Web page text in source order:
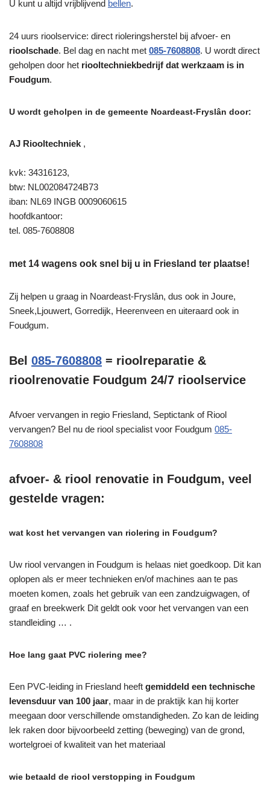
U kunt u altijd vrijblijvend bellen.
24 uurs rioolservice: direct rioleringsherstel bij afvoer- en
rioolschade. Bel dag en nacht met 085-7608808. U wordt direct
geholpen door het riooltechniekbedrijf dat werkzaam is in
Foudgum.
U wordt geholpen in de gemeente Noardeast-Fryslân door:
AJ Riooltechniek ,
kvk: 34316123,
btw: NL002084724B73
iban: NL69 INGB 0009060615
hoofdkantoor:
tel. 085-7608808
met 14 wagens ook snel bij u in Friesland ter plaatse!
Zij helpen u graag in Noardeast-Fryslân, dus ook in Joure,
Sneek,Ljouwert, Gorredijk, Heerenveen en uiteraard ook in
Foudgum.
Bel 085-7608808 = rioolreparatie &
rioolrenovatie Foudgum 24/7 rioolservice
Afvoer vervangen in regio Friesland, Septictank of Riool
vervangen? Bel nu de riool specialist voor Foudgum 085-
7608808
afvoer- & riool renovatie in Foudgum, veel
gestelde vragen:
wat kost het vervangen van riolering in Foudgum?
Uw riool vervangen in Foudgum is helaas niet goedkoop. Dit kan
oplopen als er meer technieken en/of machines aan te pas
moeten komen, zoals het gebruik van een zandzuigwagen, of
graaf en breekwerk Dit geldt ook voor het vervangen van een
standleiding … .
Hoe lang gaat PVC riolering mee?
Een PVC-leiding in Friesland heeft gemiddeld een technische
levensduur van 100 jaar, maar in de praktijk kan hij korter
meegaan door verschillende omstandigheden. Zo kan de leiding
lek raken door bijvoorbeeld zetting (beweging) van de grond,
wortelgroei of kwaliteit van het materiaal
wie betaald de riool verstopping in Foudgum